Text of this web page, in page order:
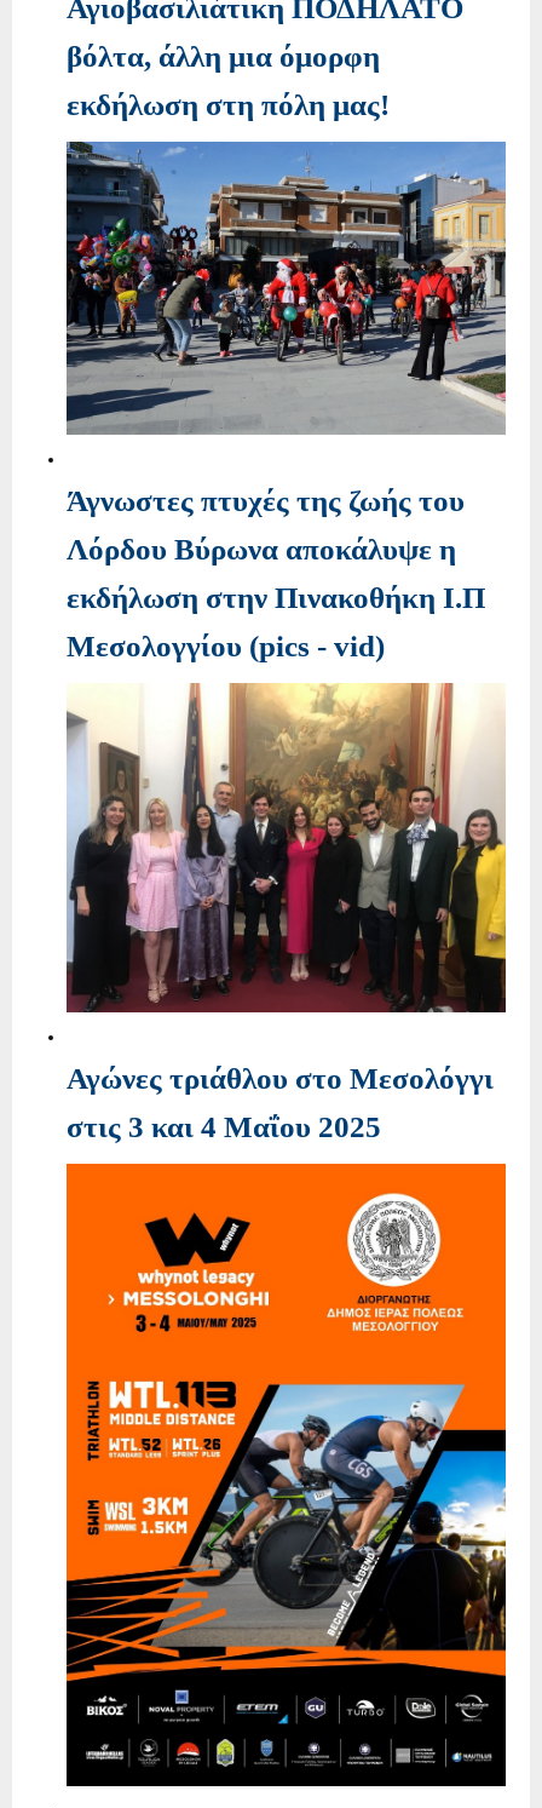
Αγιοβασιλιάτικη ΠΟΔΗΛΑΤΟ
βόλτα, άλλη μια όμορφη
εκδήλωση στη πόλη μας!
Άγνωστες πτυχές της ζωής του
Λόρδου Βύρωνα αποκάλυψε η
εκδήλωση στην Πινακοθήκη Ι.Π
Μεσολογγίου (pics - vid)
Αγώνες τριάθλου στο Μεσολόγγι
στις 3 και 4 Μαΐου 2025